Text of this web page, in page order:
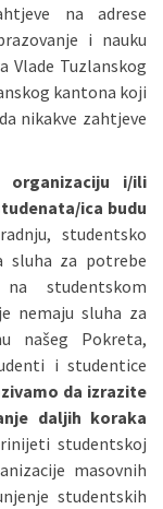
na adrese
i nauku
Vlade Tuzlanskog
kantona koji
nikakve zahtjeve
organizaciju i/ili
ica budu
studentsko
sluha za potrebe
studentskom
nemaju sluha za
našeg Pokreta,
i studentice
da izrazite
daljih koraka
studentskoj
masovnih
studentskih